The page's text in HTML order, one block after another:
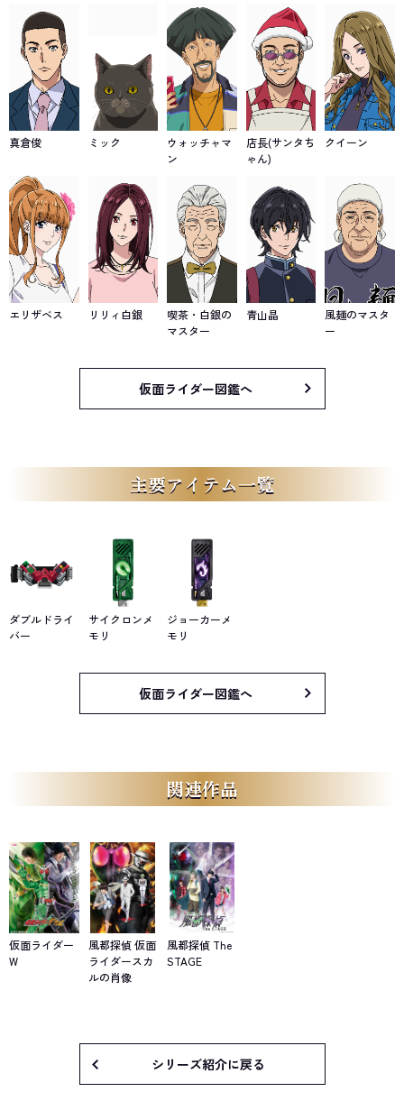
真倉俊 ミック
ウォッチャマ
ン
店長(サンタち
ゃん)
クイーン
エリザベス リリィ白銀
喫茶・白銀の
マスター
青山晶
風麺のマスタ
ー
仮面ライダー図鑑へ
主要アイテム一覧
ダブルドライ
バー
サイクロンメ
モリ
ジョーカーメ
モリ
仮面ライダー図鑑へ
関連作品
仮面ライダー
W
風都探偵 仮面
ライダースカ
ルの肖像
風都探偵 The
STAGE
シリーズ紹介に戻る